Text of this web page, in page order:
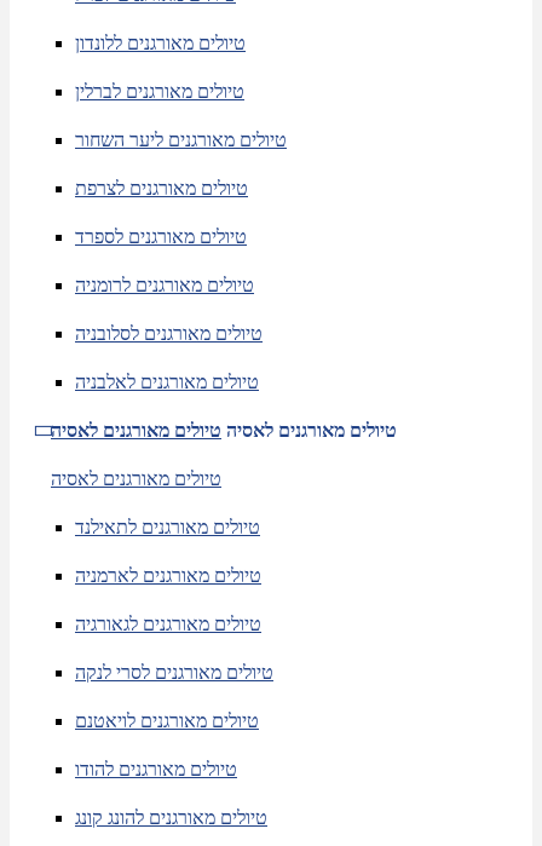
טיולים מאורגנים ללונדון
טיולים מאורגנים לברלין
טיולים מאורגנים ליער השחור
טיולים מאורגנים לצרפת
טיולים מאורגנים לספרד
טיולים מאורגנים לרומניה
טיולים מאורגנים לסלובניה
טיולים מאורגנים לאלבניה
טיולים מאורגנים לאסיה טיולים מאורגנים לאסיה
טיולים מאורגנים לאסיה
טיולים מאורגנים לתאילנד
טיולים מאורגנים לארמניה
טיולים מאורגנים לגאורגיה
טיולים מאורגנים לסרי לנקה
טיולים מאורגנים לויאטנם
טיולים מאורגנים להודו
טיולים מאורגנים להונג קונג